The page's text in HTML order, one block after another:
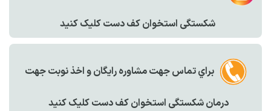
شکستگی استخوان کف دست کليک کنيد
براي تماس جهت مشاوره رايگان و اخذ نوبت جهت
درمان شکستگی استخوان کف دست کليک کنيد